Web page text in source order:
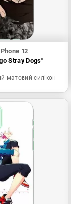
12
Stray Dogs"
матовий силікон